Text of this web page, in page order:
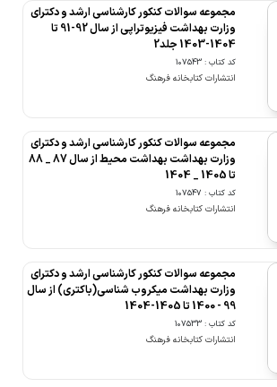
مجموعه سوالات کنکور کارشناسی ارشد و دکترای
وزارت بهداشت فیزیوتراپی از سال 92-91 تا
1404-1403 جلد2
کد کتاب : 107543
انتشارات کتابخانه فرهنگ
مجموعه سوالات کنکور کارشناسی ارشد و دکترای
وزارت بهداشت بهداشت محیط از سال 87 _ 88
تا 1405 _ 1404
کد کتاب : 107547
انتشارات کتابخانه فرهنگ
مجموعه سوالات کنکور کارشناسی ارشد و دکترای
وزارت بهداشت میکروب شناسی(باکتری) از سال
99 - 1400 تا 1405-1404
کد کتاب : 107533
انتشارات کتابخانه فرهنگ